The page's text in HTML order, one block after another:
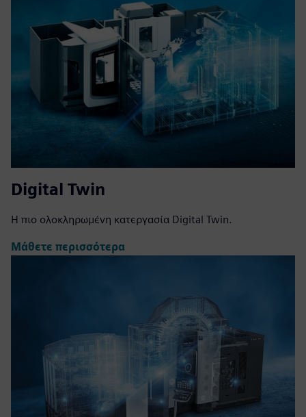
Digital Twin
Η πιο ολοκληρωμένη κατεργασία Digital Twin.
Μάθετε περισσότερα